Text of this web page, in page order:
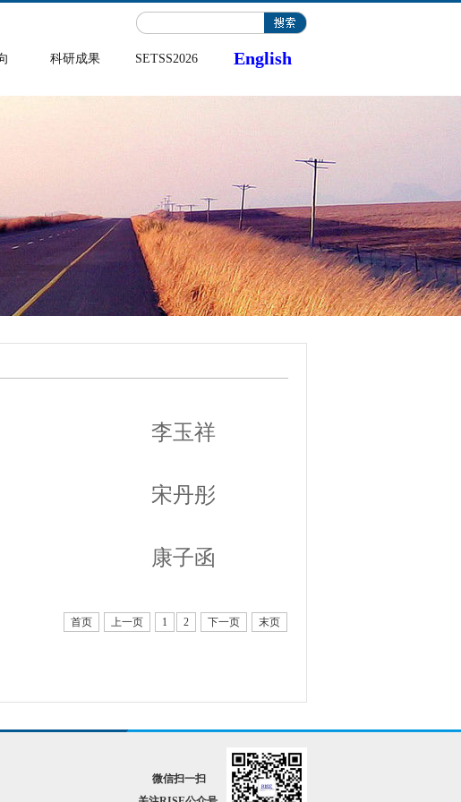
English
科研成果 SETSS2026
李玉祥
宋丹彤
康子函
首页 上一页 1 2 下一页 末页
微信扫一扫